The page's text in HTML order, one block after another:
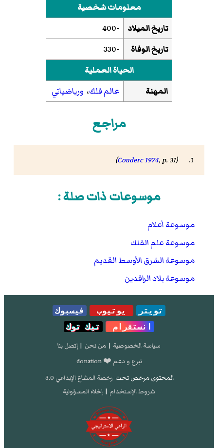
معلومات شخصية
تاريخ الميلاد
-400
تاريخ الوفاة
-330
الحياة العملية
المهنة
عالم فلك، ورياضياتي
مراجع
(
Couderc 1974, p. 31)
موسوعات ذات صلة :
موسوعة أعلام
موسوعة علم الفلك
موسوعة الشرق الأوسط القديم
موسوعة بلاد الرافدين
تويتر يوتيوب
فيسبوك
انستقرام
تيك توك
سياسة الخصوصية | من نحن | إتصل بنا
تبرع و دعم ❤️ donation
المحتوى مرخص تحت رخصة المشاع الإبداعي 3.0
شروط الإستخدام | إخلاء المسؤولية